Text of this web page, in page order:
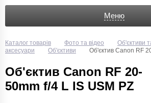
Меню
Каталог товарів Фото та відео
Об'єктиви
аксесуари
Об'єктиви Об'єктив Canon RF
Об'єктив Canon RF 20-
50mm f/4 L IS USM PZ